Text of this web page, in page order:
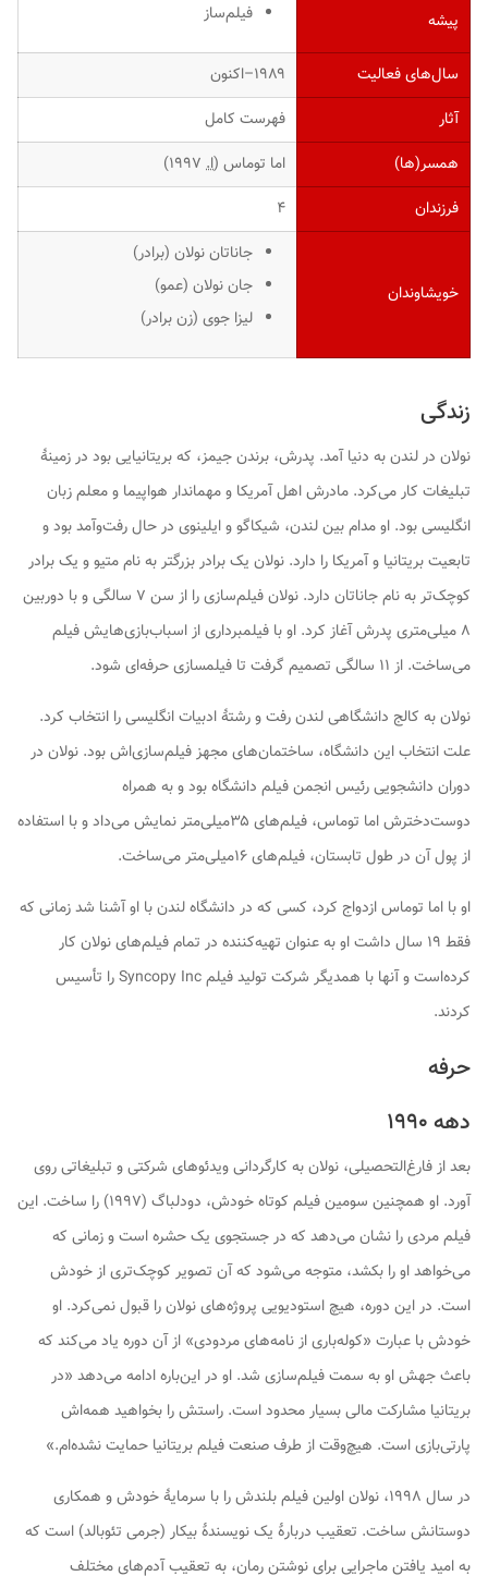
پیشه فیلم‌ساز
سال‌های فعالیت
۱۹۸۹–اکنون
آثار
فهرست کامل
همسر(ها)
اما توماس (ا.
فرزندان
۴
خویشاوندان
جاناتان نولان (برادر)
جان نولان (عمو)
لیزا جوی (زن برادر)
زندگی
نولان در لندن به دنیا آمد. پدرش، برندن جیمز، که بریتانیایی بود در زمینهٔ
تبلیغات کار می‌کرد. مادرش اهل آمریکا و مهماندار هواپیما و معلم زبان
انگلیسی بود. او مدام بین لندن، شیکاگو و ایلینوی در حال رفت‌وآمد بود و
تابعیت بریتانیا و آمریکا را دارد. نولان یک برادر بزرگتر به نام متیو و یک برادر
کوچک‌تر به نام جاناتان دارد. نولان فیلم‌سازی را از سن ۷ سالگی و با دوربین
۸ میلی‌متری پدرش آغاز کرد. او با فیلمبرداری از اسباب‌بازی‌هایش فیلم
می‌ساخت. از ۱۱ سالگی تصمیم گرفت تا فیلمسازی حرفه‌ای شود.
نولان به کالج دانشگاهی لندن رفت و رشتهٔ ادبیات انگلیسی را انتخاب کرد.
علت انتخاب این دانشگاه، ساختمان‌های مجهز فیلم‌سازی‌اش بود. نولان در
دوران دانشجویی رئیس انجمن فیلم دانشگاه بود و به همراه
دوست‌دخترش اما توماس، فیلم‌های ۳۵میلی‌متر نمایش می‌داد و با استفاده
از پول آن در طول تابستان، فیلم‌های ۱۶میلی‌متر می‌ساخت.
او با اما توماس ازدواج کرد، کسی که در دانشگاه لندن با او آشنا شد زمانی که
فقط ۱۹ سال داشت او به عنوان تهیه‌کننده در تمام فیلم‌های نولان کار
کرده‌است و آنها با همدیگر شرکت تولید فیلم Syncopy Inc را تأسیس
کردند.
حرفه
دهه ۱۹۹۰
بعد از فارغ‌التحصیلی، نولان به کارگردانی ویدئوهای شرکتی و تبلیغاتی روی
آورد. او همچنین سومین فیلم کوتاه خودش، دودلباگ
(۱۹۹۷) را ساخت. این
فیلم مردی را نشان می‌دهد که در جستجوی یک حشره است و زمانی که
می‌خواهد او را بکشد، متوجه می‌شود که آن تصویر کوچک‌تری از خودش
است. در این دوره، هیچ استودیویی پروژه‌های نولان را قبول نمی‌کرد. او
خودش با عبارت «کوله‌باری از نامه‌های مردودی» از آن دوره یاد می‌کند که
باعث جهش او به سمت فیلم‌سازی شد. او در این‌باره ادامه می‌دهد «در
بریتانیا مشارکت مالی بسیار محدود است. راستش را بخواهید همه‌اش
پارتی‌بازی است. هیچ‌وقت از طرف صنعت فیلم بریتانیا حمایت نشده‌ام.»
در سال ۱۹۹۸، نولان اولین فیلم بلندش را با سرمایهٔ خودش و همکاری
دوستانش ساخت. تعقیب دربارهٔ یک نویسندهٔ بیکار (جرمی تئوبالد) است که
به امید یافتن ماجرایی برای نوشتن رمان، به تعقیب آدم‌های مختلف